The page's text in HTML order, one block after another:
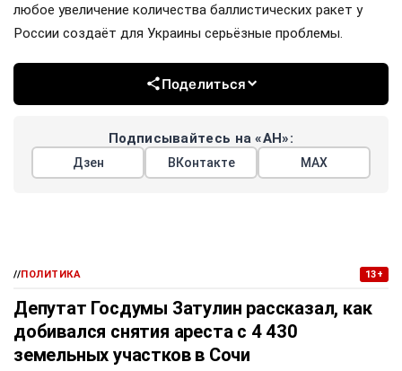
любое увеличение количества баллистических ракет у
России создаёт для Украины серьёзные проблемы.
Поделиться
Подписывайтесь на «АН»:
Дзен ВКонтакте МАХ
//ПОЛИТИКА 13+
Депутат Госдумы Затулин рассказал, как
добивался снятия ареста с 4 430
земельных участков в Сочи